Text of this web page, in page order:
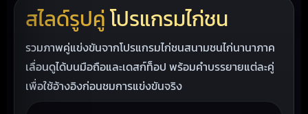
สไลด์รูปคู่โปรแกรมไก่ชน
รวมภาพคู่แข่งขันจากโปรแกรมไก่ชนสนามชนไก่นานาภาค
เลื่อนดูได้บนมือถือและเดสก์ท็อป พร้อมคำบรรยายแต่ละคู่
เพื่อใช้อ้างอิงก่อนชมการแข่งขันจริง